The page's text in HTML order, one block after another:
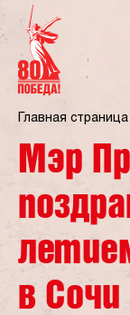
Главная страница
Мэр
в Сочи